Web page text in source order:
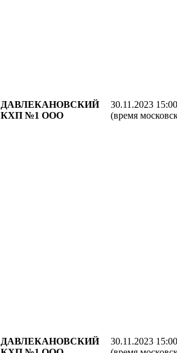
ДАВЛЕКАНОВСКИЙ
КХП №1 ООО
30.11.2023
(время
ДАВЛЕКАНОВСКИЙ
30.11.2023